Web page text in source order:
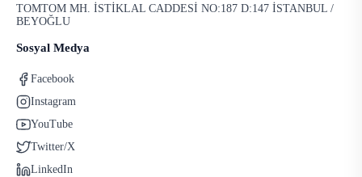
TOMTOM MH. İSTİKLAL CADDESİ NO:187 D:147 İSTANBUL /
BEYOĞLU
Sosyal Medya
Facebook
Instagram
YouTube
Twitter/X
LinkedIn